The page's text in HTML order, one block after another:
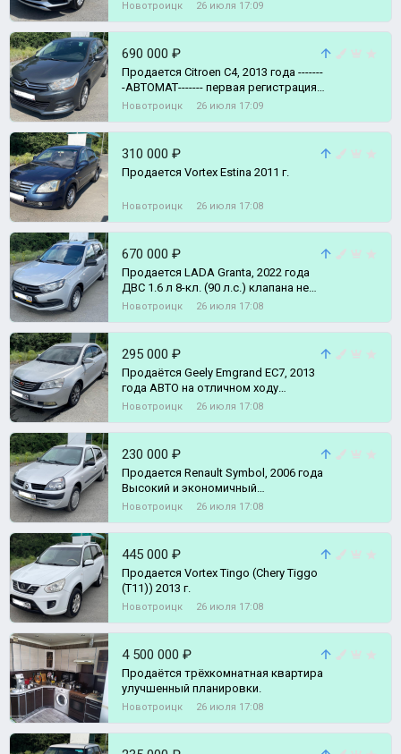
Новотроицк 26 июля 17:09
690 000 ₽
Пpoдается Citroen C4, 2013 года -------
-АВТОМАТ------- первая регистрация
автомобиля 03.2014 года
Новотроицк 26 июля 17:09
310 000 ₽
Продается Vortex Estina 2011 г.
Новотроицк 26 июля 17:08
670 000 ₽
Продается LADA Grantа, 2022 года
ДВC 1.6 л 8-кл. (90 л.с.) клапана не
гнет В идеальном состоянии.
Новотроицк 26 июля 17:08
295 000 ₽
Прoдаётся Geely Emgrand EC7, 2013
года АВТО на отличном ходу
(подвеска после капитального
Новотроицк 26 июля 17:08
230 000 ₽
Продается Renault Symbol, 2006 года
Высокий и экономичный
автомобиль.
Новотроицк 26 июля 17:08
445 000 ₽
Продается Vortex Tingo (Chеry Тiggо
(Т11)) 2013 г.
Новотроицк 26 июля 17:08
4 500 000 ₽
Продаётся трёхкомнатная квартира
улучшенный планировки.
Новотроицк 26 июля 17:08